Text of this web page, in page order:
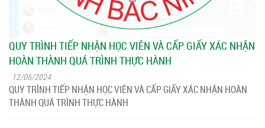
QUY TRÌNH TIẾP NHẬN HỌC VIÊN VÀ CẤP GIẤY XÁC NHẬN
HOÀN THÀNH QUÁ TRÌNH THỰC HÀNH
12/06/2024
QUY TRÌNH TIẾP NHẬN HỌC VIÊN VÀ CẤP GIẤY XÁC NHẬN HOÀN
THÀNH QUÁ TRÌNH THỰC HÀNH